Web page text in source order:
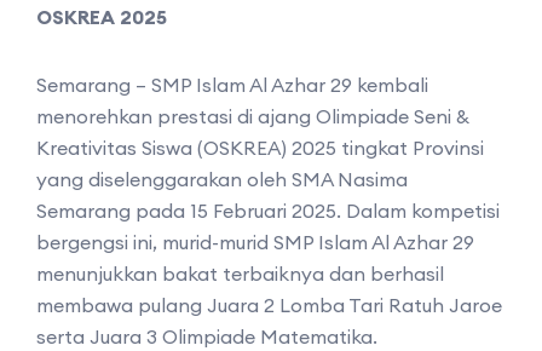
OSKREA 2025
Semarang – SMP Islam Al Azhar 29 kembali
menorehkan prestasi di ajang Olimpiade Seni &
Kreativitas Siswa (OSKREA) 2025 tingkat Provinsi
yang diselenggarakan oleh SMA Nasima
Semarang pada 15 Februari 2025. Dalam kompetisi
bergengsi ini, murid-murid SMP Islam Al Azhar 29
menunjukkan bakat terbaiknya dan berhasil
membawa pulang Juara 2 Lomba Tari Ratuh Jaroe
serta Juara 3 Olimpiade Matematika.